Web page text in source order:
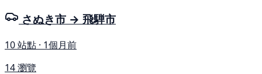
さぬき市 → 飛騨市
10 站點 · 1個月前
14 瀏覽